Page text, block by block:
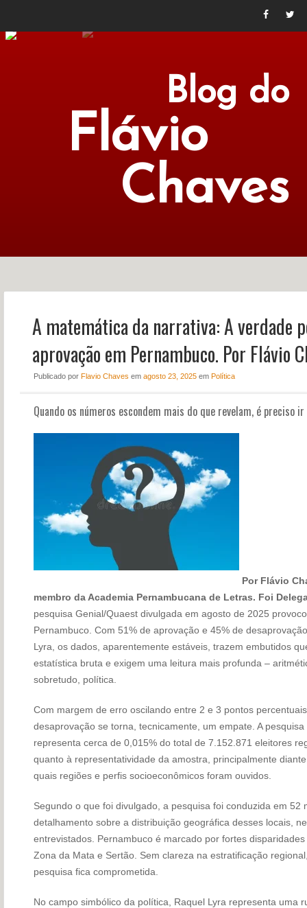
Blog do
Flávio
Chaves
NOTÍCIAS PERFIL
CONTATO
A matemática da narrativa: A verdade
aprovação em Pernambuco. Por Flávio
Publicado por Flavio Chaves em agosto 23, 2025em Política
Quando os números escondem mais do que revelam, é preciso
Por Flávio
membro da Academia Pernambucana de Letras. Foi
pesquisa Genial/Quaest divulgada em agosto de 2025
Pernambuco. Com 51% de aprovação e 45% de
Lyra, os dados, aparentemente estáveis, trazem embutidos
estatística bruta e exigem uma leitura mais profunda –
sobretudo, política.
Com margem de erro oscilando entre 2 e 3 pontos
desaprovação se torna, tecnicamente, um empate. A
representa cerca de 0,015% do total de 7.152.871 eleitores
quanto à representatividade da amostra, principalmente
quais regiões e perfis socioeconômicos foram ouvidos.
Segundo o que foi divulgado, a pesquisa foi conduzida em 52
detalhamento sobre a distribuição geográfica desses locais,
entrevistados. Pernambuco é marcado por fortes
Zona da Mata e Sertão. Sem clareza na estratificação
pesquisa fica comprometida.
No campo simbólico da política, Raquel Lyra representa uma